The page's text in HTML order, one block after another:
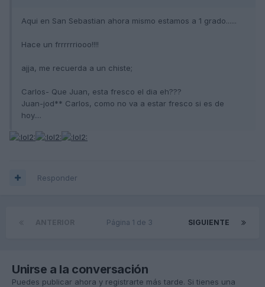
Aqui en San Sebastian ahora mismo estamos a 1 grado......
Hace un frrrrrriooo!!!!
ajja, me recuerda a un chiste;
Carlos- Que Juan, esta fresco el dia eh???
Juan-jod** Carlos, como no va a estar fresco si es de
hoy....
Responder
SIGUIENTE
Página 1 de 3
Unirse a la conversación
Puedes publicar ahora y registrarte más tarde. Si tienes una